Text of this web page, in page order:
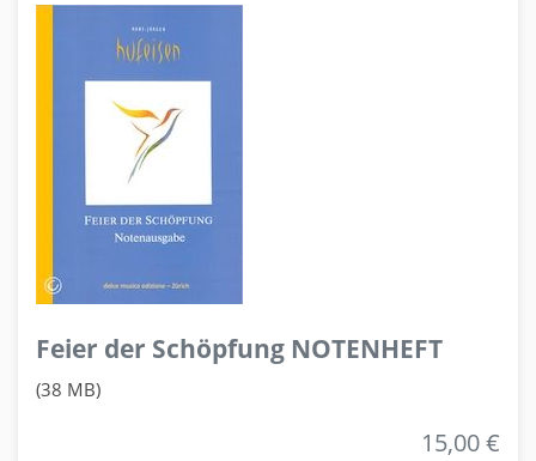
Feier der Schöpfung NOTENHEFT
(38 MB)
15,00 €